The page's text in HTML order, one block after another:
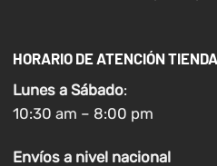
HORARIO DE ATENCIÓN
Lunes a Sábado:
10:30 am – 8:00 pm
Envíosa nivel nacional